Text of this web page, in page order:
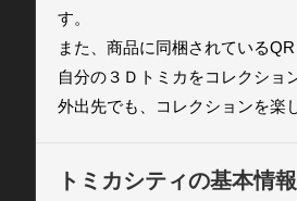
す。
また、商品に同梱されている
自分の３Ｄトミカをコレクショ
外出先でも、コレクションを楽
トミカシティの基本情報